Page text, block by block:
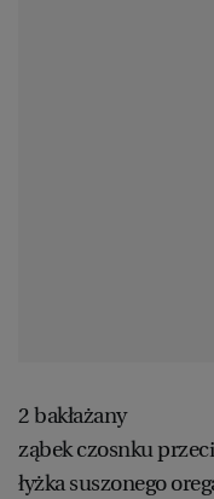
2 bakłażany
ząbek czosnku
łyżka suszonego